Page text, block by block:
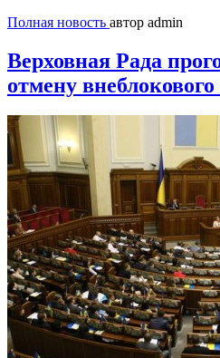
Полная новость автор admin
Верховная Рада
отмену